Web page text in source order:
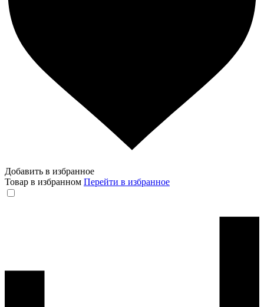
Добавить в избранное
Товар в избранном Перейти в избранное